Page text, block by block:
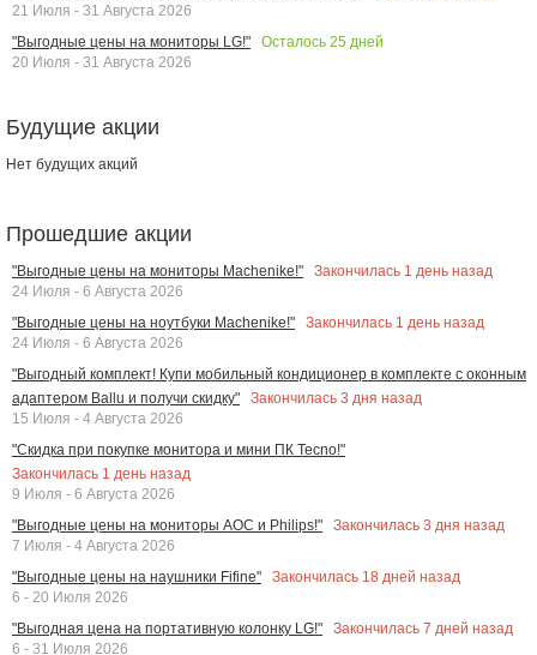
21 Июля - 31 Августа 2026
"Выгодные цены на мониторы LG!"
Осталось 25 дней
20 Июля - 31 Августа 2026
Будущие акции
Нет будущих акций
Прошедшие акции
"Выгодные цены на мониторы Machenike!" Закончилась 1 день назад
24 Июля - 6 Августа 2026
"Выгодные цены на ноутбуки Machenike!"
Закончилась 1 день назад
24 Июля - 6 Августа 2026
"Выгодный комплект! Купи мобильный кондиционер в комплекте с оконным
адаптером Ballu и получи скидку"
Закончилась 3 дня назад
15 Июля - 4 Августа 2026
"Скидка при покупке монитора и мини ПК Tecno!"
Закончилась 1 день назад
9 Июля - 6 Августа 2026
"Выгодные цены на мониторы AOC и Philips!"
Закончилась 3 дня назад
7 Июля - 4 Августа 2026
"Выгодные цены на наушники Fifine"
Закончилась 18 дней назад
6 - 20 Июля 2026
"Выгодная цена на портативную колонку LG!"
Закончилась 7 дней назад
6 - 31 Июля 2026